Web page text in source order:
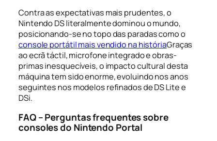
Contra as expectativas mais prudentes, o
Nintendo DS literalmente dominou o mundo,
posicionando-se no topo das paradas como o
console portátil mais vendido na históriaGraças
ao ecrã táctil, microfone integrado e obras-
primas inesquecíveis, o impacto cultural desta
máquina tem sido enorme, evoluindo nos anos
seguintes nos modelos refinados de DS Lite e
DSi.
FAQ – Perguntas frequentes sobre
consoles do Nintendo Portal